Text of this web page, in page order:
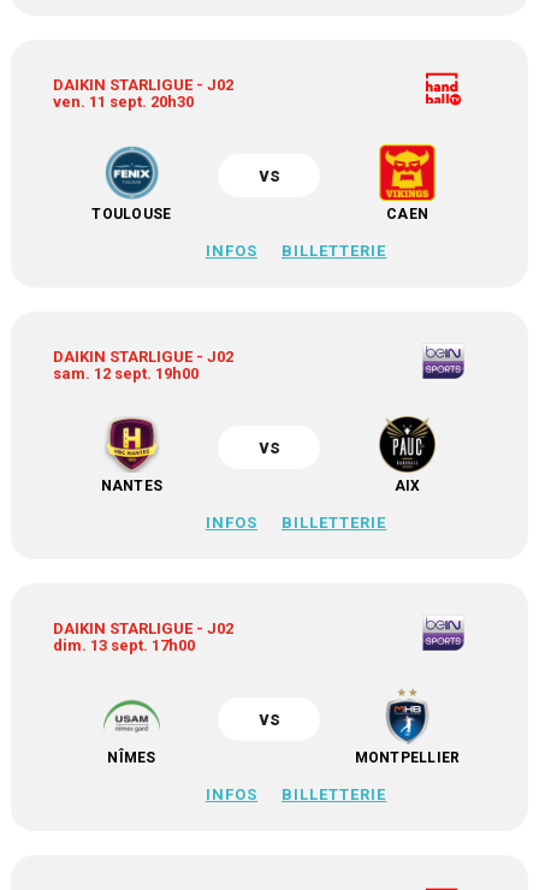
DAIKIN STARLIGUE - J02
ven. 11 sept. 20h30
TOULOUSE
vs
CAEN
INFOS BILLETTERIE
DAIKIN STARLIGUE - J02
sam. 12 sept. 19h00
NANTES
vs
AIX
INFOS BILLETTERIE
DAIKIN STARLIGUE - J02
dim. 13 sept. 17h00
NÎMES
vs
MONTPELLIER
INFOS BILLETTERIE